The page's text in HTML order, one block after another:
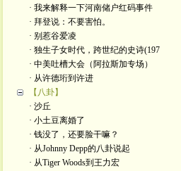
· 我来解释一下河南储户红码事件
· 拜登说：不要害怕。
· 别惹谷爱凌
· 独生子女时代，跨世纪的史诗(197
· 中美吐槽大会（阿拉斯加专场）
· 从许德珩到许进
【八卦】
· 沙丘
· 小土豆离婚了
· 钱没了，还要脸干嘛？
· 从Johnny Depp的八卦说起
· 从Tiger Woods到王力宏